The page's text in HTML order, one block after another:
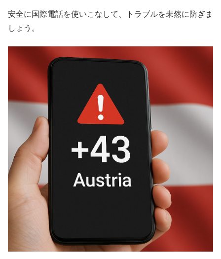
安全に国際電話を使いこなして、トラブルを未然に防ぎま
しょう。